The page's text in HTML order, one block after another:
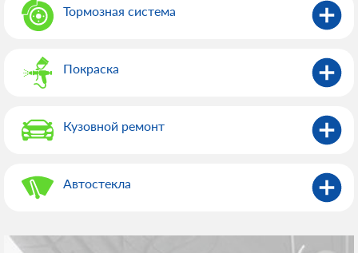
Тормозная система
Покраска
Кузовной ремонт
Автостекла